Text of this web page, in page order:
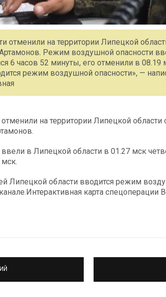
отменили на территории Липецкой
Режим воздушной опасности
6 часов 52 минуты, его отменили в 08.19
режим воздушной опасности», —
на территории Липецкой области
в Липецкой области в 01.27 мск
Липецкой области вводится режим
карта спецоперации